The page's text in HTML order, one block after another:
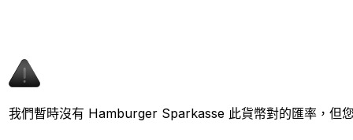
我們暫時沒有 Hamburger Sparkasse 此貨幣對的匯率，但